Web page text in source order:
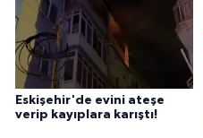
Eskişehir'de evini ateşe
verip kayıplara karıştı!